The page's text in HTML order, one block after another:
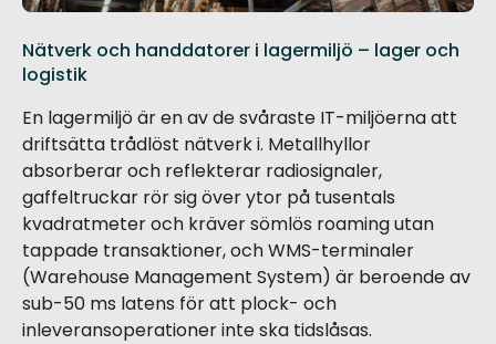
Nätverk och handdatorer i lagermiljö – lager och
logistik
En lagermiljö är en av de svåraste IT-miljöerna att
driftsätta trådlöst nätverk i. Metallhyllor
absorberar och reflekterar radiosignaler,
gaffeltruckar rör sig över ytor på tusentals
kvadratmeter och kräver sömlös roaming utan
tappade transaktioner, och WMS-terminaler
(Warehouse Management System) är beroende av
sub-50 ms latens för att plock- och
inleveransoperationer inte ska tidslåsas.